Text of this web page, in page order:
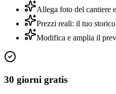
Allega foto del cantiere
Prezzi reali: il tuo
Modifica e amplia il
30 giorni gratis